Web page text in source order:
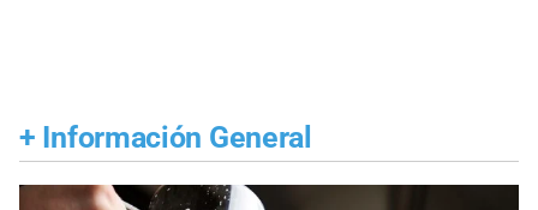
+ Información General